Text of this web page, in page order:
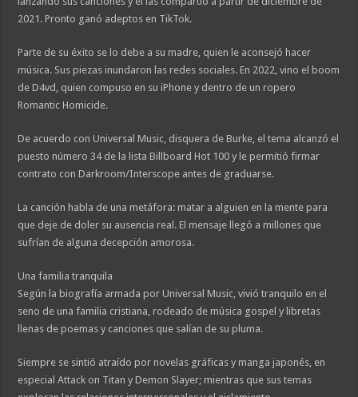
2021. Pronto ganó adeptos en TikTok.
Parte de su éxito se lo debe a su madre, quien le aconsejó hacer
música. Sus piezas inundaron las redes sociales. En 2022, vino el boom
de D4vd, quien compuso en su iPhone y dentro de un ropero
Romantic Homicide.
De acuerdo con Universal Music, disquera de Burke, el tema alcanzó el
puesto número 34 de la lista Billboard Hot 100 y le permitió firmar
contrato con Darkroom/Interscope antes de graduarse.
La canción habla de una metáfora: matar a alguien en la mente para
que deje de doler su ausencia real. El mensaje llegó a millones que
sufrían de alguna decepción amorosa.
Una familia tranquila
Según la biografía armada por Universal Music, vivió tranquilo en el
seno de una familia cristiana, rodeado de música gospel y libretas
llenas de poemas y canciones que salían de su pluma.
Siempre se sintió atraído por novelas gráficas y manga japonés, en
especial Attack on Titan y Demon Slayer; mientras que sus temas